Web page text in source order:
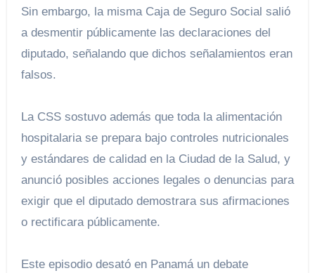
Sin embargo, la misma Caja de Seguro Social salió
a desmentir públicamente las declaraciones del
diputado, señalando que dichos señalamientos eran
falsos.
La CSS sostuvo además que toda la alimentación
hospitalaria se prepara bajo controles nutricionales
y estándares de calidad en la Ciudad de la Salud, y
anunció posibles acciones legales o denuncias para
exigir que el diputado demostrara sus afirmaciones
o rectificara públicamente.
Este episodio desató en Panamá un debate